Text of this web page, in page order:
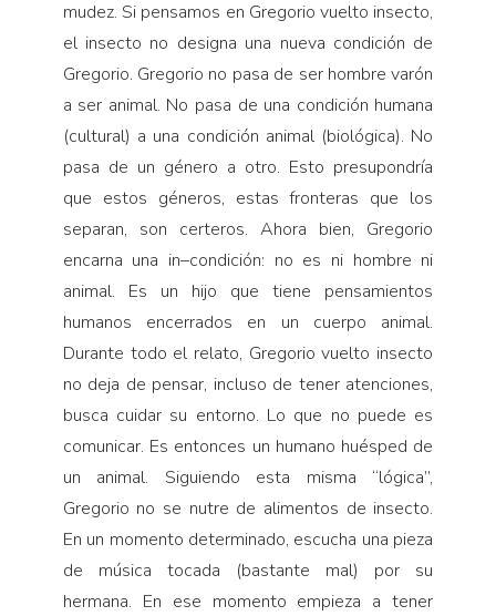
mudez. Si pensamos en Gregorio vuelto insecto,
el insecto no designa una nueva condición de
Gregorio. Gregorio no pasa de ser hombre varón
a ser animal. No pasa de una condición humana
(cultural) a una condición animal (biológica). No
pasa de un género a otro. Esto presupondría
que estos géneros, estas fronteras que los
separan, son certeros. Ahora bien, Gregorio
encarna una in–condición: no es ni hombre ni
animal. Es un hijo que tiene pensamientos
humanos encerrados en un cuerpo animal.
Durante todo el relato, Gregorio vuelto insecto
no deja de pensar, incluso de tener atenciones,
busca cuidar su entorno. Lo que no puede es
comunicar. Es entonces un humano huésped de
un animal. Siguiendo esta misma “lógica”,
Gregorio no se nutre de alimentos de insecto.
En un momento determinado, escucha una pieza
de música tocada (bastante mal) por su
hermana. En ese momento empieza a tener